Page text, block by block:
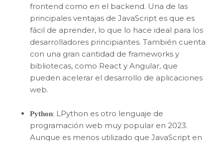
frontend como en el backend. Una de las
principales ventajas de JavaScript es que es
fácil de aprender, lo que lo hace ideal para los
desarrolladores principiantes. También cuenta
con una gran cantidad de frameworks y
bibliotecas, como React y Angular, que
pueden acelerar el desarrollo de aplicaciones
web.
Python: LPython es otro lenguaje de
programación web muy popular en 2023.
Aunque es menos utilizado que JavaScript en